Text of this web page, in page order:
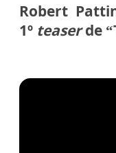
Robert
1º teaserde